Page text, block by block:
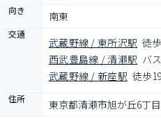
向き 南東
交通
武蔵野線 / 東所沢駅 徒
西武豊島線 / 清瀬駅 バ
武蔵野線 / 新座駅 徒歩
住所 東京都清瀬市旭が丘6丁